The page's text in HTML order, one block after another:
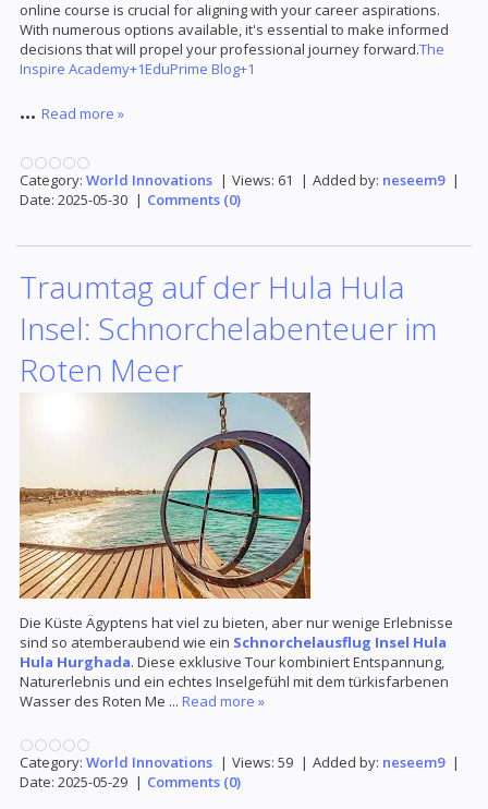
online course is crucial for aligning with your career aspirations.
With numerous options available, it's essential to make informed
decisions that will propel your professional journey forward.The
Inspire Academy+1EduPrime Blog+1
... Read more »
Category: World Innovations | Views: 61 | Added by: neseem9 |
Date: 2025-05-30 | Comments (0)
Traumtag auf der Hula Hula
Insel: Schnorchelabenteuer im
Roten Meer
Die Küste Ägyptens hat viel zu bieten, aber nur wenige Erlebnisse
sind so atemberaubend wie ein Schnorchelausflug Insel Hula
Hula Hurghada. Diese exklusive Tour kombiniert Entspannung,
Naturerlebnis und ein echtes Inselgefühl mit dem türkisfarbenen
Wasser des Roten Me ... Read more »
Category: World Innovations | Views: 59 | Added by: neseem9 |
Date: 2025-05-29 | Comments (0)